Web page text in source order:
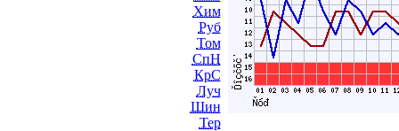
Хим
Руб
Том
СпН
КрС
Луч
Шин
Тер